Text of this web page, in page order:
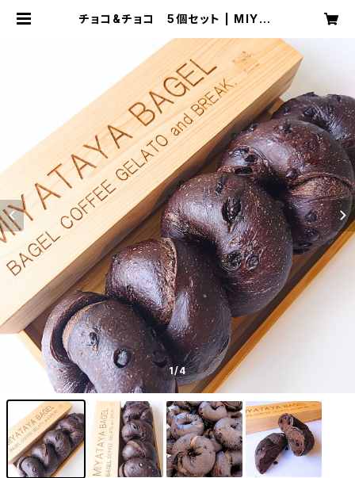
チョコ&チョコ 5個セット | MIYAT
1/4